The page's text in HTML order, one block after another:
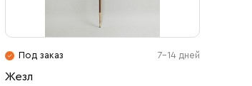
Под заказ 7-14 дней
Жезл